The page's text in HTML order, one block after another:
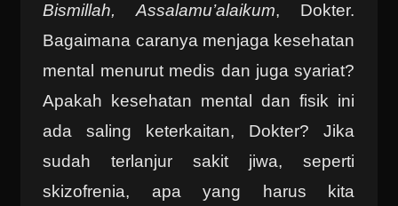
Bismillah, Assalamu’alaikum, Dokter.
Bagaimana caranya menjaga kesehatan
mental menurut medis dan juga syariat?
Apakah kesehatan mental dan fisik ini
ada saling keterkaitan, Dokter? Jika
sudah terlanjur sakit jiwa, seperti
skizofrenia, apa yang harus kita